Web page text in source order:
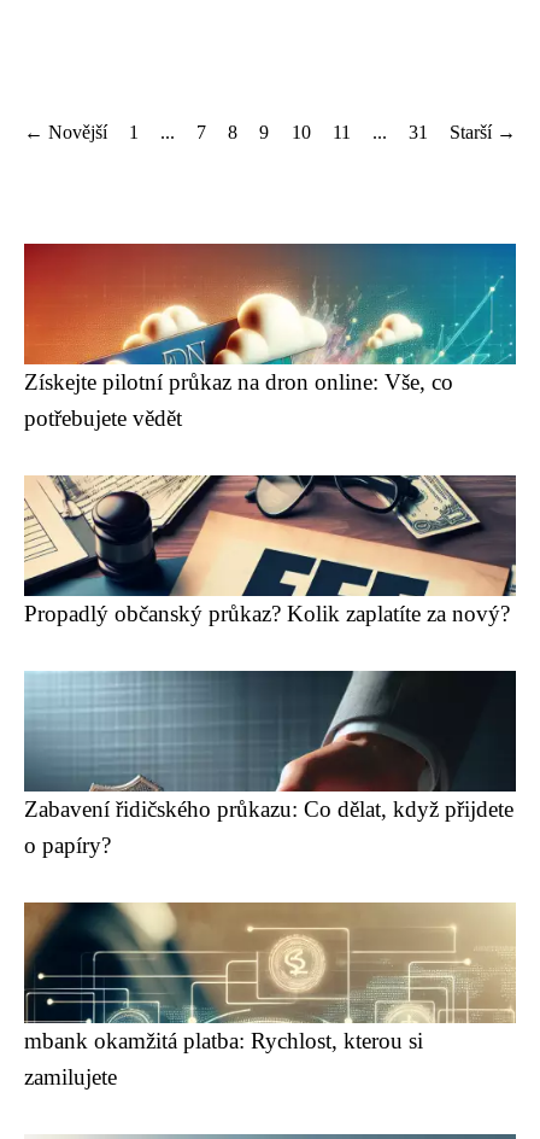
← Novější 1 ... 7 8 9 10 11 ... 31 Starší →
Získejte pilotní průkaz na dron online: Vše, co
potřebujete vědět
Propadlý občanský průkaz? Kolik zaplatíte za nový?
Zabavení řidičského průkazu: Co dělat, když přijdete
o papíry?
mbank okamžitá platba: Rychlost, kterou si
zamilujete